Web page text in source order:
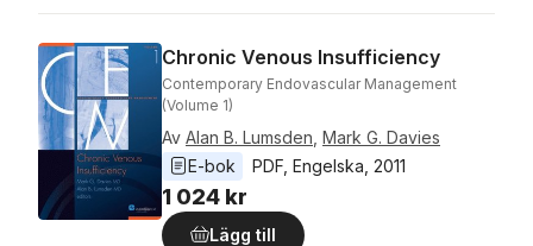
Chronic Venous Insufficiency
Contemporary Endovascular Management
(Volume 1)
Av Alan B. Lumsden Mark G. Davies
E-bok
PDF Engelska 2011
1 024 kr
Lägg till